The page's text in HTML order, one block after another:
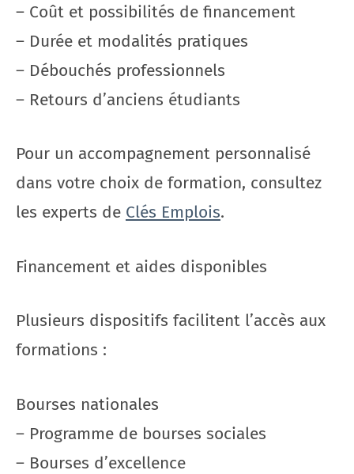
– Coût et possibilités de financement
– Durée et modalités pratiques
– Débouchés professionnels
– Retours d’anciens étudiants
Pour un accompagnement personnalisé
dans votre choix de formation, consultez
les experts de Clés Emplois.
Financement et aides disponibles
Plusieurs dispositifs facilitent l’accès aux
formations :
Bourses nationales
– Programme de bourses sociales
– Bourses d’excellence